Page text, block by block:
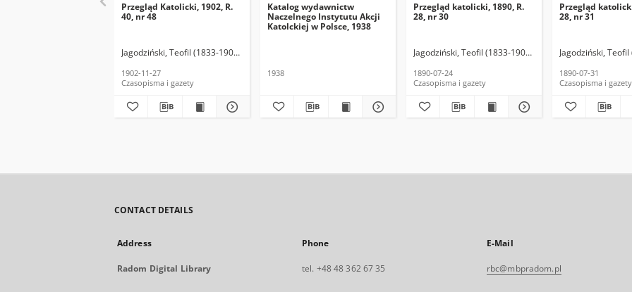
Przegląd Katolicki, 1902, R.
40, nr 48
Jagodziński, Teofil (1833-1907). Red.
1902-11-27
Czasopisma i gazety
Katalog wydawnictw
Naczelnego Instytutu Akcji
Katolckiej w Polsce, 1938
1938
Przegląd katolicki, 1890, R.
28, nr 30
Jagodziński, Teofil (1833-1907). Red.
1890-07-24
Czasopisma i gazety
Przegląd
28, nr 31
Jagodziński, Teofil
1890-07-31
Czasopisma i gazety
CONTACT DETAILS
Address
Radom Digital Library
Phone
tel. +48 48 362 67 35
E-Mail
rbc@mbpradom.pl